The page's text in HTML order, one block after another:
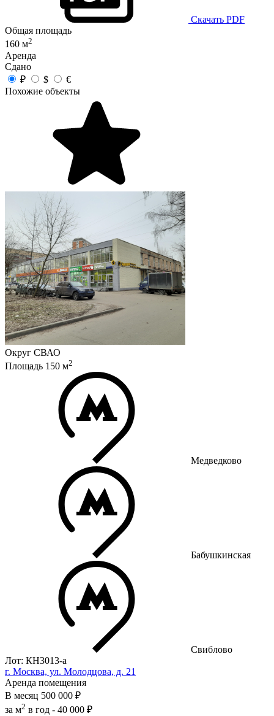
Скачать PDF
Общая площадь
160 м2
Аренда
Сдано
₽
$
€
Похожие объекты
Округ СВАО
Площадь 150 м2
Медведково
Бабушкинская
Свиблово
Лот: КН3013-a
г. Москва, ул. Молодцова, д. 21
Аренда помещения
В месяц 500 000 ₽
за м2 в год - 40 000 ₽